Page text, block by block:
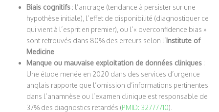
Biais cognitifs : l’ancrage (tendance à persister sur une
hypothèse initiale), l’effet de disponibilité (diagnostiquer ce
qui vient à l’esprit en premier), ou l’« overconfidence bias »
sont retrouvés dans 80% des erreurs selon l’Institute of
Medicine
Manque ou mauvaise exploitation de données cliniques :
Une étude menée en 2020 dans des services d’urgence
anglais rapporte que l’omission d’informations pertinentes
dans l’anamnèse ou l’examen clinique est responsable de
37% des diagnostics retardés (PMID: 32777710).